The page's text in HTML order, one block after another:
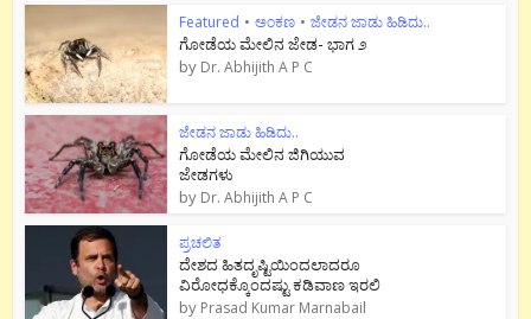
Featured • ಅಂಕಣ • ಜೇಡನ ಜಾಡು ಹಿಡಿದು..
ಗೋಡೆಯ ಮೇಲಿನ ಜೇಡ- ಭಾಗ ೨
by Dr. Abhijith A P C
ಜೇಡನ ಜಾಡು ಹಿಡಿದು..
ಗೋಡೆಯ ಮೇಲಿನ ಜಿಗಿಯುವ
ಜೇಡಗಳು
by Dr. Abhijith A P C
ಪ್ರಚಲಿತ
ದೇಶದ ಹಿತದೃಷ್ಟಿಯಿಂದಲಾದರೂ
ವಿರೋಧಕ್ಕೊಂದಷ್ಟು ಕಡಿವಾಣ ಇರಲಿ
by Prasad Kumar Marnabail